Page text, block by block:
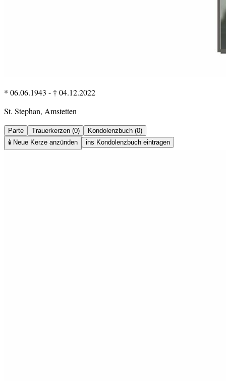
* 06.06.1943 - † 04.12.2022
St. Stephan, Amstetten
Parte Trauerkerzen (0)
Kondolenzbuch (0)
🕯️ Neue Kerze anzünden ins Kondolenzbuch eintragen